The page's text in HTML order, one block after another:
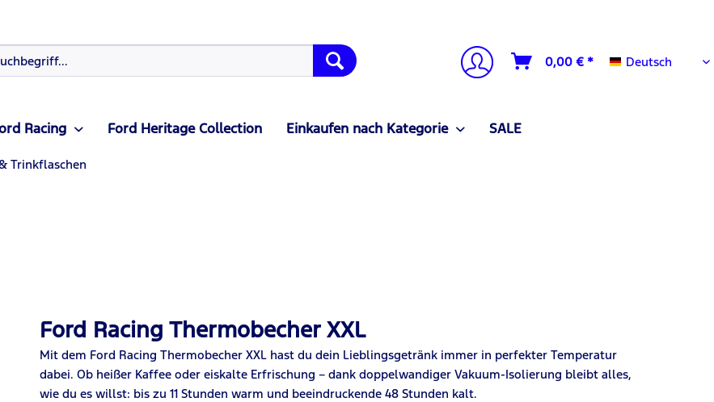
0,00 € * Deutsch
Deutsch
Racing Ford Heritage Collection Einkaufen nach Kategorie SALE
Trinkflaschen
Ford Racing Thermobecher XXL
Mit dem Ford Racing Thermobecher XXL hast du dein Lieblingsgetränk immer in perfekter Temperatur
dabei. Ob heißer Kaffee oder eiskalte Erfrischung – dank doppelwandiger Vakuum-Isolierung bleibt alles,
wie du es willst: bis zu 11 Stunden warm und beeindruckende 48 Stunden kalt.